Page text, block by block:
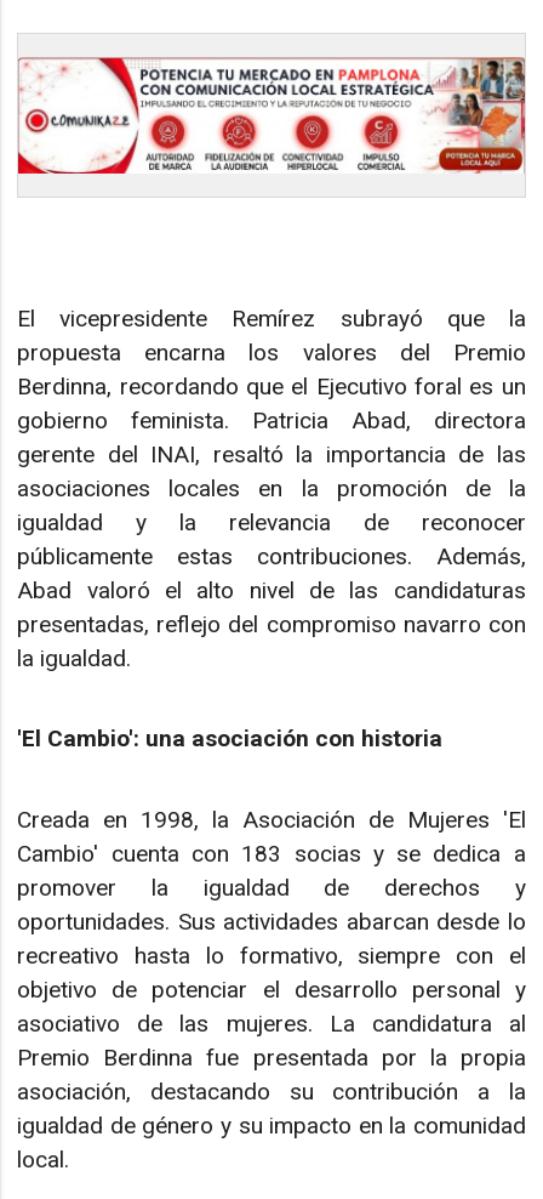
El vicepresidente Remírez subrayó que la
propuesta encarna los valores del Premio
Berdinna, recordando que el Ejecutivo foral es un
gobierno feminista. Patricia Abad, directora
gerente del INAI, resaltó la importancia de las
asociaciones locales en la promoción de la
igualdad y la relevancia de reconocer
públicamente estas contribuciones. Además,
Abad valoró el alto nivel de las candidaturas
presentadas, reflejo del compromiso navarro con
la igualdad.
'El Cambio': una asociación con historia
Creada en 1998, la Asociación de Mujeres 'El
Cambio' cuenta con 183 socias y se dedica a
promover la igualdad de derechos y
oportunidades. Sus actividades abarcan desde lo
recreativo hasta lo formativo, siempre con el
objetivo de potenciar el desarrollo personal y
asociativo de las mujeres. La candidatura al
Premio Berdinna fue presentada por la propia
asociación, destacando su contribución a la
igualdad de género y su impacto en la comunidad
local.